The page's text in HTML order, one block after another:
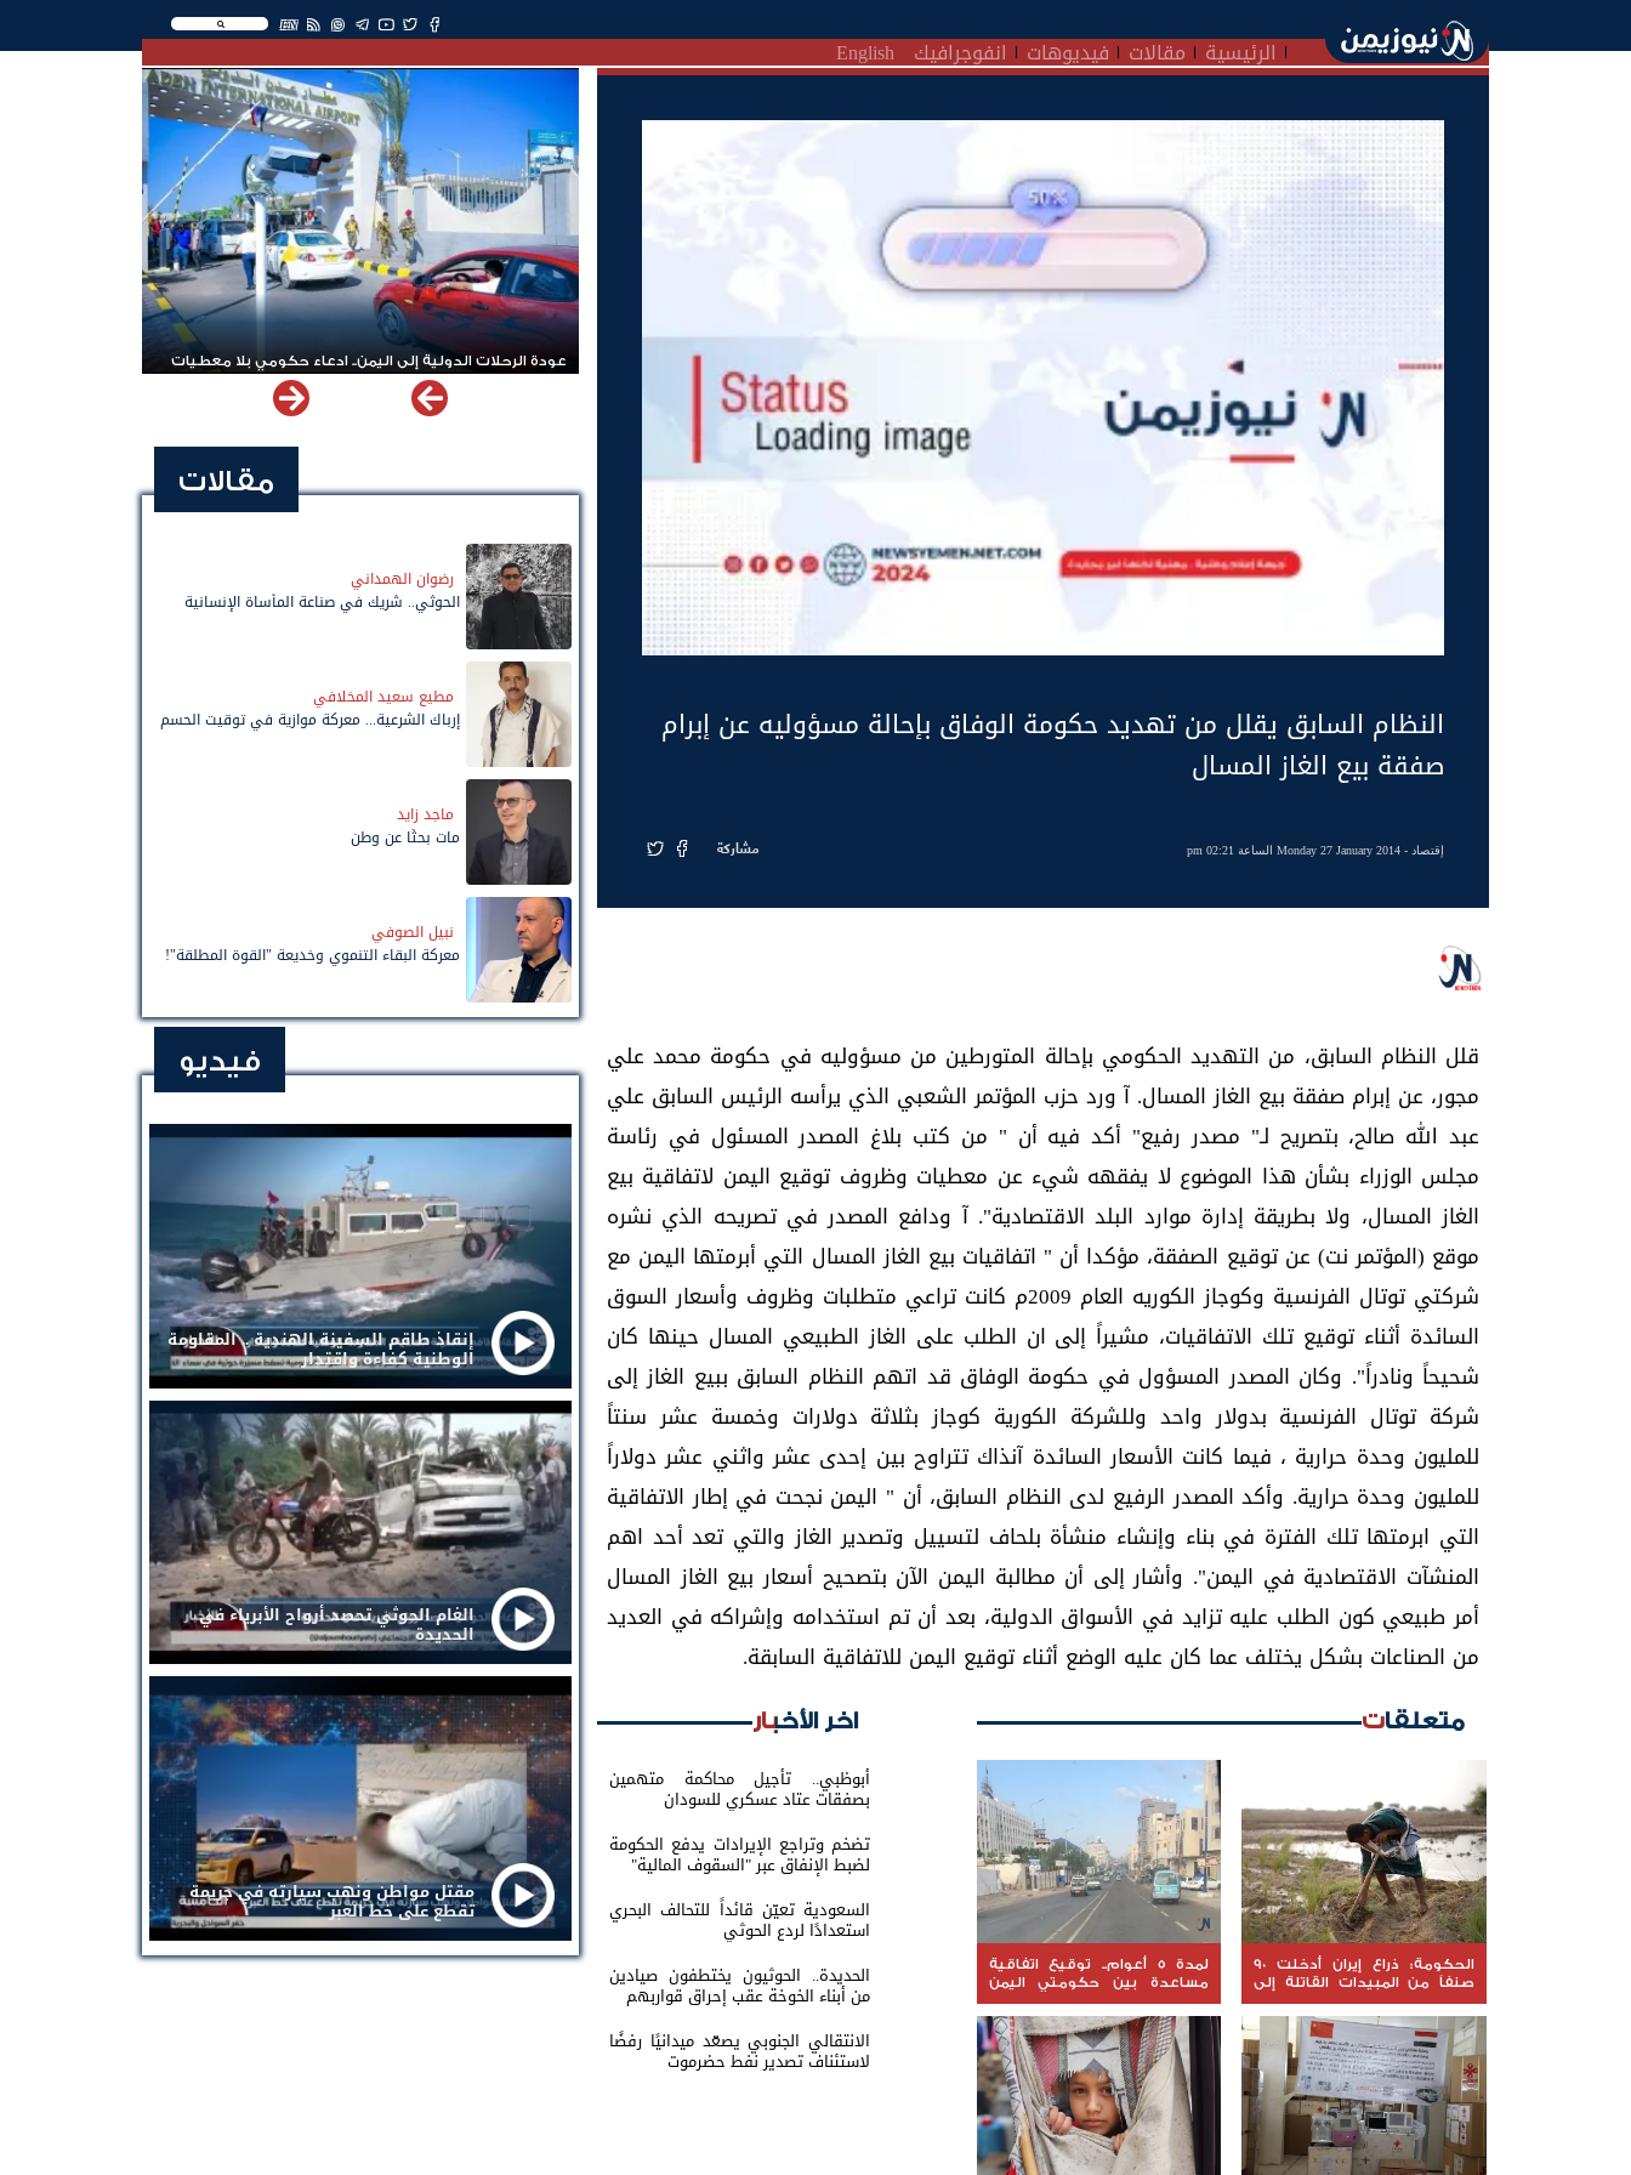
EN
الرئيسية مقالات فيديوهات انفوجرافيك English
النظام السابق يقلل من تهديد حكومة الوفاق بإحالة مسؤوليه عن إبرام
صفقة بيع الغاز المسال
إقتصاد - Monday 27 January 2014 الساعة 02:21 pm مشاركة
قلل النظام السابق، من التهديد الحكومي بإحالة المتورطين من مسؤوليه في حكومة محمد علي
مجور، عن إبرام صفقة بيع الغاز المسال. آ ورد حزب المؤتمر الشعبي الذي يرأسه الرئيس السابق علي
عبد الله صالح، بتصريح لـ" مصدر رفيع" أكد فيه أن " من كتب بلاغ المصدر المسئول في رئاسة
مجلس الوزراء بشأن هذا الموضوع لا يفقهه شيء عن معطيات وظروف توقيع اليمن لاتفاقية بيع
الغاز المسال، ولا بطريقة إدارة موارد البلد الاقتصادية". آ ودافع المصدر في تصريحه الذي نشره
موقع (المؤتمر نت) عن توقيع الصفقة، مؤكدا أن " اتفاقيات بيع الغاز المسال التي أبرمتها اليمن مع
شركتي توتال الفرنسية وكوجاز الكوريه العام 2009م كانت تراعي متطلبات وظروف وأسعار السوق
السائدة أثناء توقيع تلك الاتفاقيات، مشيراً إلى ان الطلب على الغاز الطبيعي المسال حينها كان
شحيحاً ونادراً". وكان المصدر المسؤول في حكومة الوفاق قد اتهم النظام السابق ببيع الغاز إلى
شركة توتال الفرنسية بدولار واحد وللشركة الكورية كوجاز بثلاثة دولارات وخمسة عشر سنتاً
للمليون وحدة حرارية ، فيما كانت الأسعار السائدة آنذاك تتراوح بين إحدى عشر واثني عشر دولاراً
للمليون وحدة حرارية. وأكد المصدر الرفيع لدى النظام السابق، أن " اليمن نجحت في إطار الاتفاقية
التي ابرمتها تلك الفترة في بناء وإنشاء منشأة بلحاف لتسييل وتصدير الغاز والتي تعد أحد اهم
المنشآت الاقتصادية في اليمن". وأشار إلى أن مطالبة اليمن الآن بتصحيح أسعار بيع الغاز المسال
أمر طبيعي كون الطلب عليه تزايد في الأسواق الدولية، بعد أن تم استخدامه وإشراكه في العديد
من الصناعات بشكل يختلف عما كان عليه الوضع أثناء توقيع اليمن للاتفاقية السابقة.
متعلقات
الحكومة: ذراع إيران أدخلت 90
صنفاً من المبيدات القاتلة إلى
اليمن
لمدة 5 أعوام.. توقيع اتفاقية
مساعدة بين حكومتي اليمن
والولايات المتحدة
اخر الأخبار
أبوظبي.. تأجيل محاكمة متهمين
بصفقات عتاد عسكري للسودان
تضخم وتراجع الإيرادات يدفع الحكومة
لضبط الإنفاق عبر "السقوف المالية"
السعودية تعيّن قائداً للتحالف البحري
استعدادًا لردع الحوثي
الحديدة.. الحوثيون يختطفون صيادين
من أبناء الخوخة عقب إحراق قواربهم
الانتقالي الجنوبي يصعّد ميدانيًا رفضًا
لاستئناف تصدير نفط حضرموت
عودة الرحلات الدولية إلى اليمن.. ادعاء حكومي بلا معطيات
مقالات
رضوان الهمداني
الحوثي.. شريك في صناعة المأساة الإنسانية
مطيع سعيد المخلافي
إرباك الشرعية... معركة موازية في توقيت الحسم
ماجد زايد
مات بحثًا عن وطن
نبيل الصوفي
معركة البقاء التنموي وخديعة "القوة المطلقة"!
فيديو
إنقاذ طاقم السفينة الهندية .. المقاومة
الوطنية كفاءة واقتدار
الغام الحوثي تحصد أرواح الأبرياء في
الحديدة
مقتل مواطن ونهب سيارته في جريمة
تقطع على خط العبر